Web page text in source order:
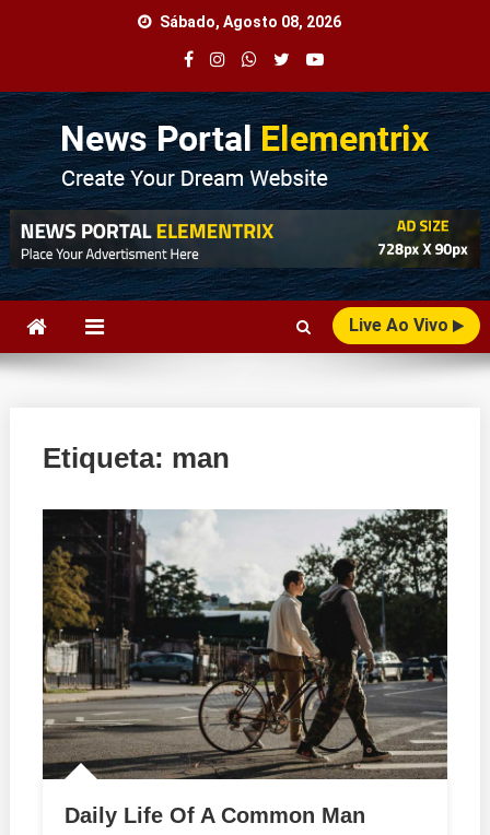
Sábado, Agosto 08, 2026
Agência Web
Seu Portal de Notícias!
Live Ao Vivo
Etiqueta: man
Daily Life Of A Common Man